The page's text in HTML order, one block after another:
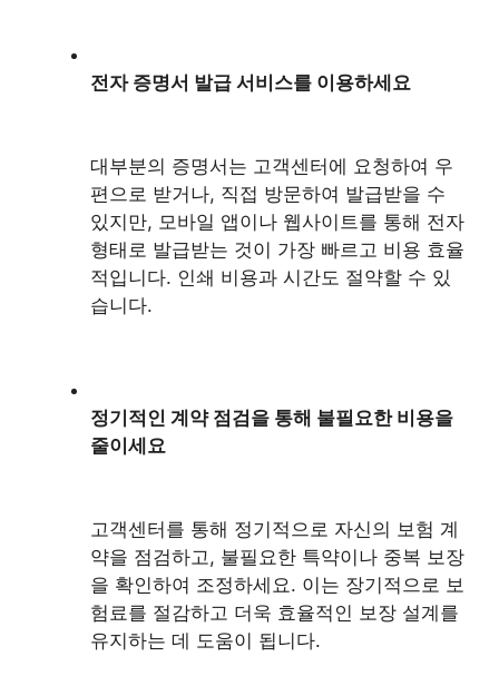
전자 증명서 발급 서비스를 이용하세요
대부분의 증명서는 고객센터에 요청하여 우
편으로 받거나, 직접 방문하여 발급받을 수
있지만, 모바일 앱이나 웹사이트를 통해 전자
형태로 발급받는 것이 가장 빠르고 비용 효율
적입니다. 인쇄 비용과 시간도 절약할 수 있
습니다.
정기적인 계약 점검을 통해 불필요한 비용을
줄이세요
고객센터를 통해 정기적으로 자신의 보험 계
약을 점검하고, 불필요한 특약이나 중복 보장
을 확인하여 조정하세요. 이는 장기적으로 보
험료를 절감하고 더욱 효율적인 보장 설계를
유지하는 데 도움이 됩니다.